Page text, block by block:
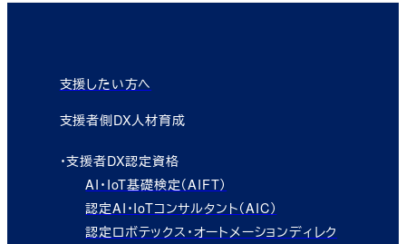
支援したい方へ
支援者側DX人材育成
・支援者DX認定資格
AI・IoT基礎検定（AIFT）
認定AI・IoTコンサルタント（AIC）
認定ロボテックス・オートメーションディレク